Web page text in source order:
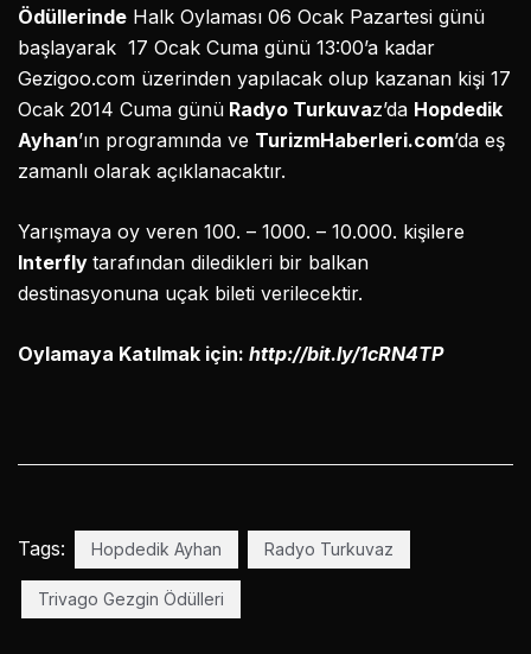
Ödüllerinde Halk Oylaması 06 Ocak Pazartesi günü
başlayarak 17 Ocak Cuma günü 13:00’a kadar
Gezigoo.com üzerinden yapılacak olup kazanan kişi 17
Ocak 2014 Cuma günü Radyo Turkuvaz’da Hopdedik
Ayhan’ın programında ve TurizmHaberleri.com’da eş
zamanlı olarak açıklanacaktır.
Yarışmaya oy veren 100. – 1000. – 10.000. kişilere
Interfly tarafından diledikleri bir balkan
destinasyonuna uçak bileti verilecektir.
Oylamaya Katılmak için: http://bit.ly/1cRN4TP
Tags: Hopdedik Ayhan Radyo Turkuvaz
Trivago Gezgin Ödülleri